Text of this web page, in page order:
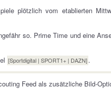
plötzlich vom etablierten
so. Prime Time und eine
[Sportdigital | SPORT1+ | DAZN].
Feed als zusätzliche Bild-